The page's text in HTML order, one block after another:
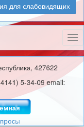
для слабовидящих
427622
5-34-09 email: